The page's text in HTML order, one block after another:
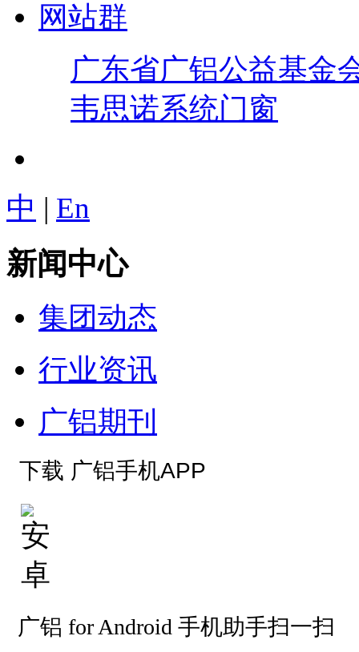
网站群
广东省广铝公益基金
韦思诺系统门窗
中 | En
新闻中心
集团动态
行业资讯
广铝期刊
下载 广铝手机APP
广铝 for Android 手机助手扫一扫